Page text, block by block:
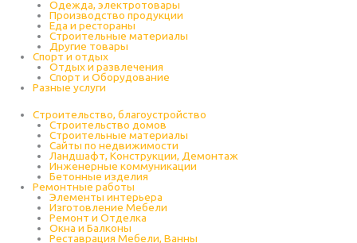
Одежда, электротовары
Производство продукции
Еда и рестораны
Строительные материалы
Другие товары
Спорт и отдых
Отдых и развлечения
Спорт и Оборудование
Разные услуги
Строительство, благоустройство
Строительство домов
Строительные материалы
Сайты по недвижимости
Ландшафт, Конструкции, Демонтаж
Инженерные коммуникации
Бетонные изделия
Ремонтные работы
Элементы интерьера
Изготовление Мебели
Ремонт и Отделка
Окна и Балконы
Реставрация Мебели, Ванны